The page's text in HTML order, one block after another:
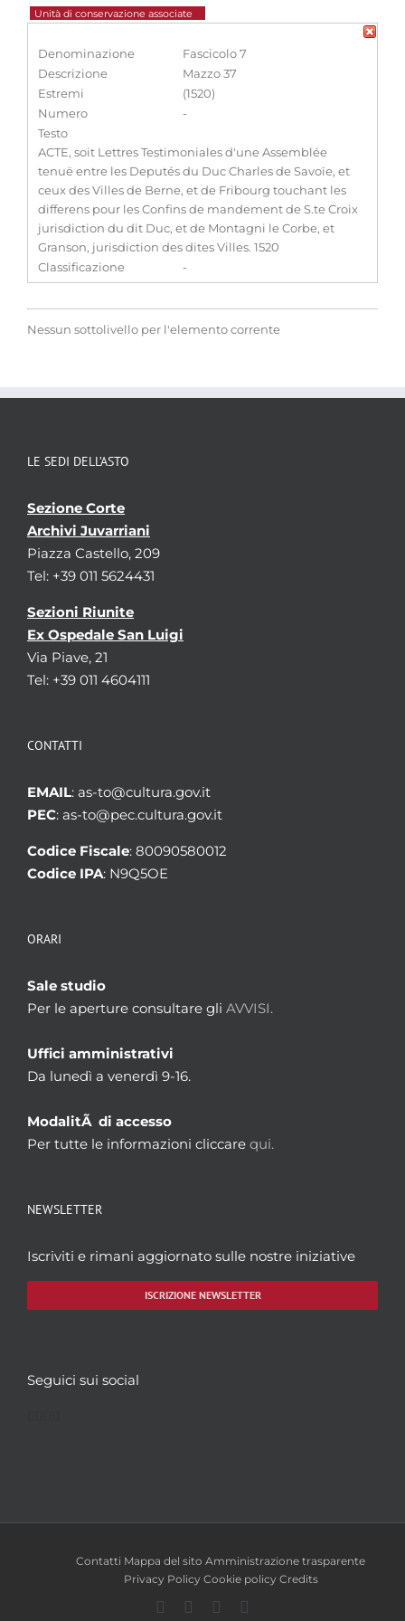
Unità di conservazione associate
Denominazione
Fascicolo 7
Descrizione
Mazzo 37
Estremi
(1520)
Numero
-
Testo
ACTE, soit Lettres Testimoniales d'une Assemblée
tenuë entre les Deputés du Duc Charles de Savoïe, et
ceux des Villes de Berne, et de Fribourg touchant les
differens pour les Confins de mandement de S.te Croix
jurisdiction du dit Duc, et de Montagni le Corbe, et
Granson, jurisdiction des dites Villes. 1520
Classificazione
-
Nessun sottolivello per l'elemento corrente
LE SEDI DELL’ASTO
Sezione Corte
Archivi Juvarriani
Piazza Castello, 209
Tel: +39 011 5624431
Sezioni Riunite
Ex Ospedale San Luigi
Via Piave, 21
Tel: +39 011 4604111
CONTATTI
EMAIL: as-to@cultura.gov.it
PEC: as-to@pec.cultura.gov.it
Codice Fiscale: 80090580012
Codice IPA: N9Q5OE
ORARI
Sale studio
Per le aperture consultare gli AVVISI.
Uffici amministrativi
Da lunedì a venerdì 9-16.
ModalitÃ di accesso
Per tutte le informazioni cliccare qui.
NEWSLETTER
Iscriviti e rimani aggiornato sulle nostre iniziative
ISCRIZIONE NEWSLETTER
Seguici sui social
Contatti Mappa del sito Amministrazione trasparente
Privacy Policy Cookie policy Credits
Facebook
TwitterYouTube